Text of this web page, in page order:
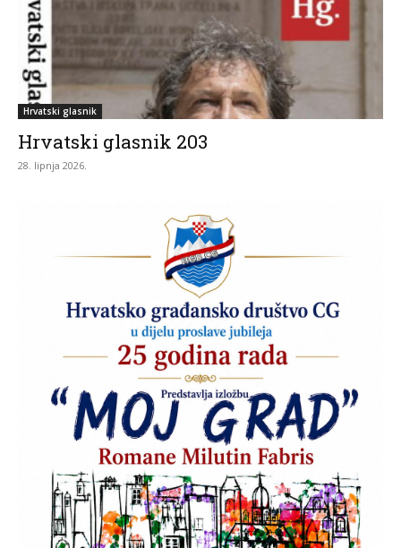
Hrvatski glasnik
Hrvatski glasnik 203
28. lipnja 2026.